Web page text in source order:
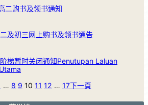
二购书及领书通知
及初三网上购书及领书通告
梯暂时关闭通知Penutupan Laluan
… 8 9 10 11 12 … 17下一頁